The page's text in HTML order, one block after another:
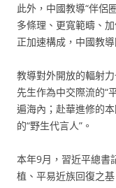
此外，中國教導“伴侶
多條理、更寬範疇、
正加速構成，中國教
教導對外開放的輻射
先生作為中交際流的“
遍海內；赴華進修的
的“野生代言人”。
本年9月，習近平總書
植、平易近族回復之基